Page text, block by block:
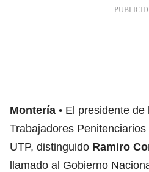
Montería
El presidente de
Trabajadores
UTP, distinguido Ramiro
llamado al Gobierno